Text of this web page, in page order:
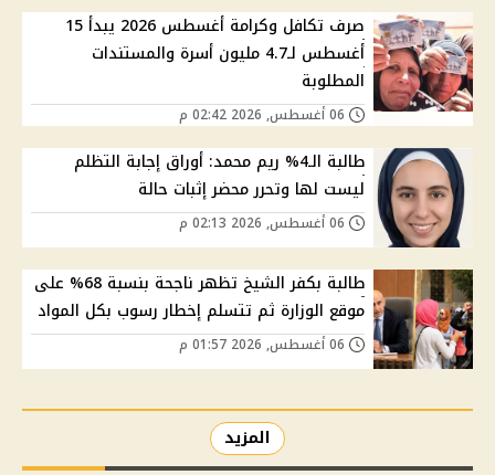
صرف تكافل وكرامة أغسطس 2026 يبدأ 15
أغسطس لـ4.7 مليون أسرة والمستندات
المطلوبة
طالبة الـ4% ريم محمد: أوراق إجابة التظلم
ليست لها وتحرر محضر إثبات حالة
طالبة بكفر الشيخ تظهر ناجحة بنسبة 68% على
موقع الوزارة ثم تتسلم إخطار رسوب بكل المواد
المزيد